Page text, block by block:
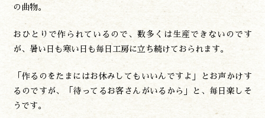
の曲物。
おひとりで作られているので、数多くは生産できないのです
が、暑い日も寒い日も毎日工房に立ち続けておられます。
「作るのをたまにはお休みしてもいいんですよ」とお声かけす
るのですが、「待ってるお客さんがいるから」と、毎日楽しそ
うです。
諸塚村観光協会
〒883-1301
宮崎県東臼杵郡諸塚村家代3068しいたけの館21内
TEL:0982-65-0178